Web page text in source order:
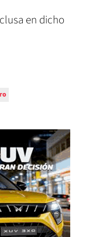
en dicho